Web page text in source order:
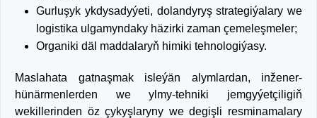
Gurluşyk ykdysadyýeti, dolandyryş strategiýalary we
logistika ulgamyndaky häzirki zaman çemeleşmeler;
Organiki däl maddalaryň himiki tehnologiýasy.
Maslahata gatnaşmak isleýän alymlardan, inžener-
hünärmenlerden we ylmy-tehniki jemgyýetçiligiň
wekillerinden öz çykyşlaryny we degişli resminamalary